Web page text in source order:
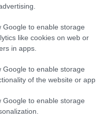
Google to enable storage
like cookies on web or
in apps.
Google to enable storage
of the website or app.
Google to enable storage